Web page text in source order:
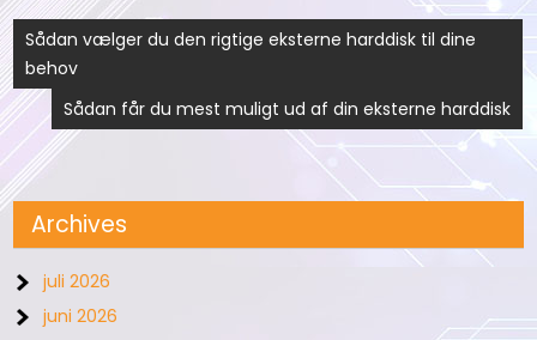
Indlægsnavigation
Sådan vælger du den rigtige eksterne harddisk til dine
behov
Sådan får du mest muligt ud af din eksterne harddisk
Archives
juli 2026
juni 2026